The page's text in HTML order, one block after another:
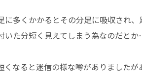
多くかかるとその分足に吸収され、
いた分短く見えてしまう為なのだと
なると迷信の様な噂がありましたが